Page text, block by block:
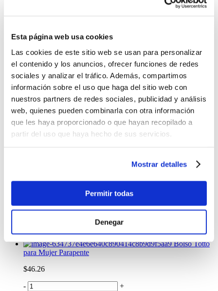
Esta página web usa cookies
Las cookies de este sitio web se usan para personalizar
el contenido y los anuncios, ofrecer funciones de redes
sociales y analizar el tráfico. Además, compartimos
información sobre el uso que haga del sitio web con
nuestros partners de redes sociales, publicidad y análisis
web, quienes pueden combinarla con otra información
que les haya proporcionado o que hayan recopilado a
partir del uso que haya hecho de sus servicios.
Mostrar detalles
Permitir todas
Denegar
$54.99
+
Lo quiero
Negro
$37.00
-
+
Lo quiero
Mochila Totto Balard
Mochila
Hidratante Totto Tera
$65.00
+
Lo quiero
Bolso Totto
para Mujer Parapente
$46.26
-
+